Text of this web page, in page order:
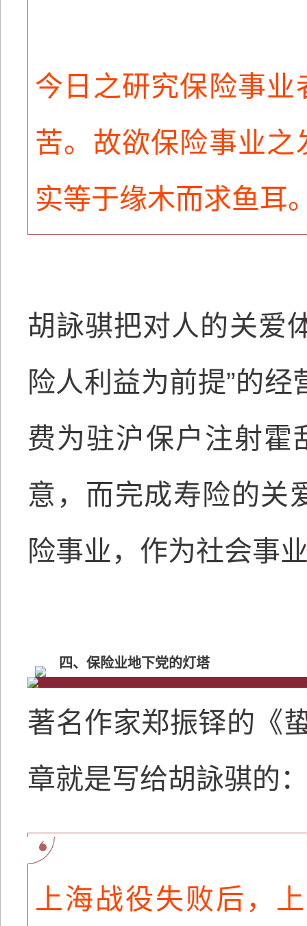
今日之研究保险事
苦。故欲保险事业
实等于缘木而求鱼耳
胡詠骐把对人的关爱
险人利益为前提”的
费为驻沪保户注射霍
意，而完成寿险的关
险事业，作为社会事
四、保险业地下党的灯塔
著名作家郑振铎的《
章就是写给胡詠骐的
上海战役失败后，